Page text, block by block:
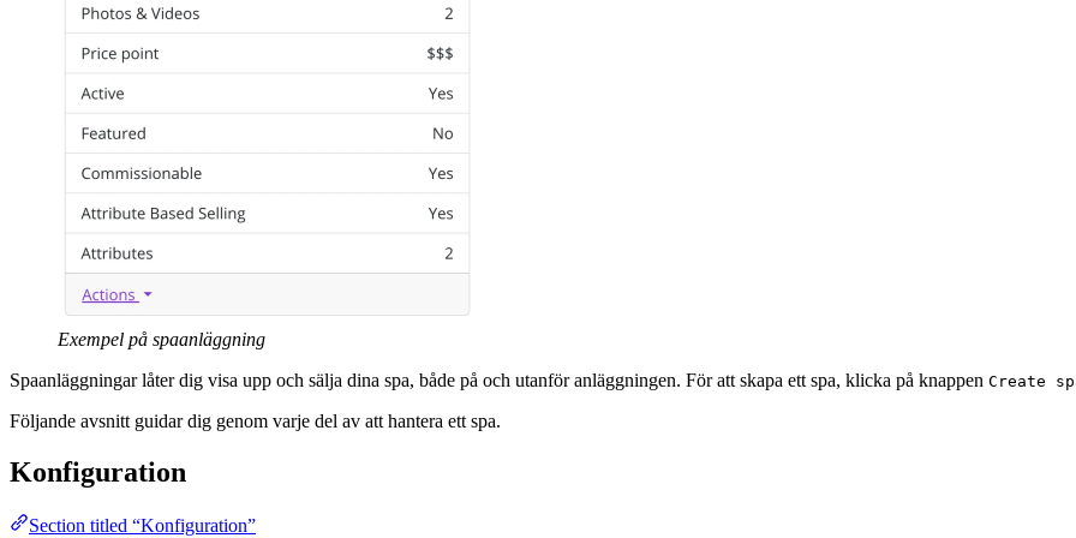
Exempel på spaanläggning
Spaanläggningar låter dig visa upp och sälja dina spa, både på och utanför anläggningen. För att skapa ett spa, klicka på knappen Create
Följande avsnitt guidar dig genom varje del av att hantera ett spa.
Konfiguration
Section titled “Konfiguration”